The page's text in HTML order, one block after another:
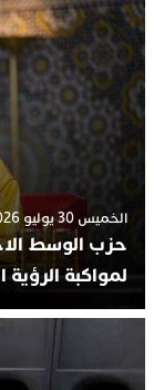
الخميس 30 يوليو 2026 - 11:18
حزب الوسط
لمواكبة الرؤية